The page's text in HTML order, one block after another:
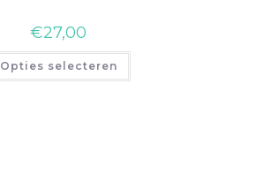
€27,00
Opties selecteren